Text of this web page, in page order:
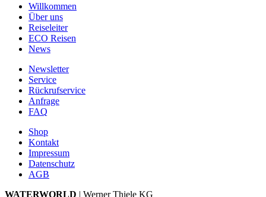
Willkommen
Über uns
Reiseleiter
ECO Reisen
News
Newsletter
Service
Rückrufservice
Anfrage
FAQ
Shop
Kontakt
Impressum
Datenschutz
AGB
WATERWORLD | Werner Thiele KG